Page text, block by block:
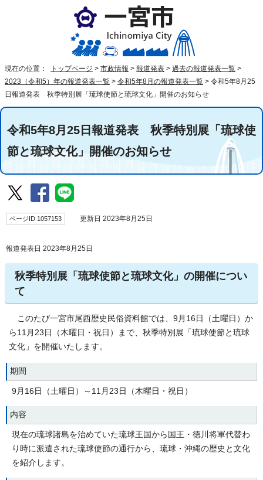
現在の位置： トップページ > 市政情報 > 報道発表 > 過去の報道発表一覧 >
2023（令和5）年の報道発表一覧 > 令和5年8月の報道発表一覧 > 令和5年8月25
日報道発表 秋季特別展「琉球使節と琉球文化」開催のお知らせ
令和5年8月25日報道発表 秋季特別展「琉球使
節と琉球文化」開催のお知らせ
ページID 1057153 更新日 2023年8月25日
報道発表日 2023年8月25日
秋季特別展「琉球使節と琉球文化」の開催につい
て
このたび一宮市尾西歴史民俗資料館では、9月16日（土曜日）か
ら11月23日（木曜日・祝日）まで、秋季特別展「琉球使節と琉球
文化」を開催いたします。
期間
9月16日（土曜日）～11月23日（木曜日・祝日）
内容
現在の琉球諸島を治めていた琉球王国から国王・徳川将軍代替わ
り時に派遣された琉球使節の通行から、琉球・沖縄の歴史と文化
を紹介します。